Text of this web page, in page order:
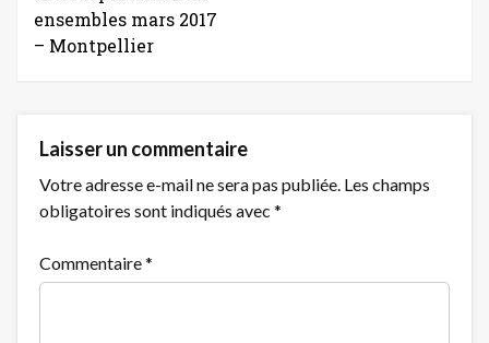
ensembles mars 2017
– Montpellier
Laisser un commentaire
Votre adresse e-mail ne sera pas publiée. Les champs
obligatoires sont indiqués avec *
Commentaire*